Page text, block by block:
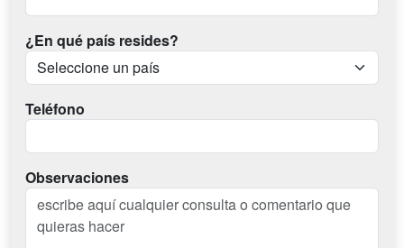
¿En qué país resides?
Teléfono
Observaciones